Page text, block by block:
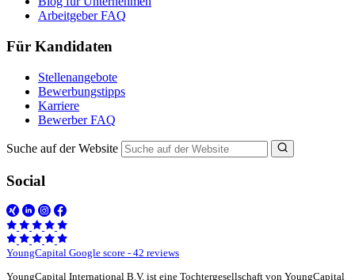
Arbeitgeber FAQ
Für Kandidaten
Stellenangebote
Bewerbungstipps
Karriere
Bewerber FAQ
Suche auf der Website
Social
YoungCapital Google score - 42 reviews
YoungCapital International B.V. ist eine Tochtergesellschaft von YoungCapital